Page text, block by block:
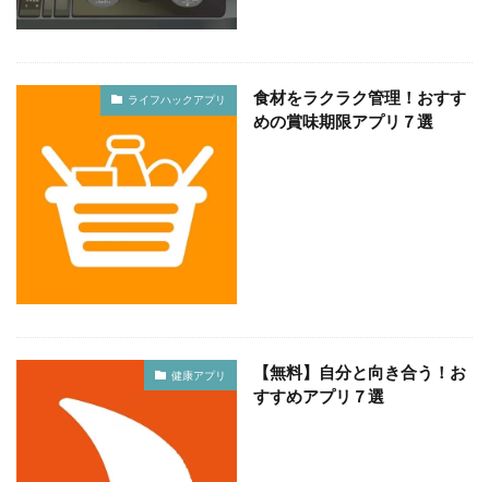
ライフハックアプリ
食材をラクラク管理！おすす
めの賞味期限アプリ７選
健康アプリ
【無料】自分と向き合う！お
すすめアプリ７選